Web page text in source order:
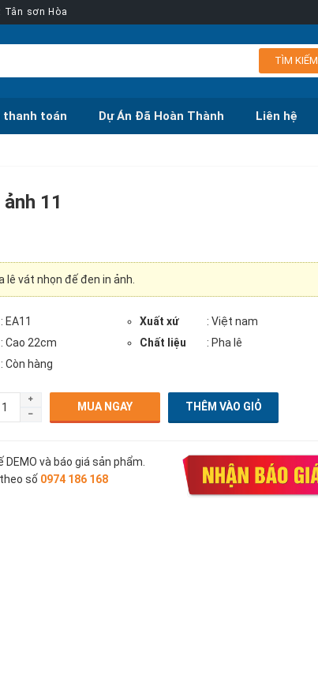
Tân sơn Hòa
TÌM KIẾM
thanh toán Dự Án Đã Hoàn Thành Liên hệ
11
lê vát nhọn đế đen in ảnh.
: EA11 Xuất xứ
: Việt nam
: Cao 22cm Chất liệu
: Pha lê
: Còn hàng
MUA NGAY
và báo giá sản phẩm.
số 0974 186 168